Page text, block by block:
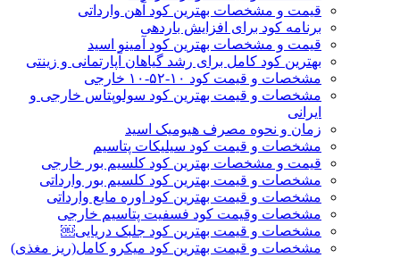
قیمت و مشخصات بهترین کود آهن وارداتی
برنامه کود برای افزایش باردهی
قیمت و مشخصات بهترین کود آمینو اسید
بهترین کود کامل برای رشد گیاهان آپارتمانی و زینتی
مشخصات و قیمت کود ۱۰-۵۲-۱۰ خارجی
مشخصات و قیمت بهترین کود سولوپتاس خارجی و
ایرانی
زمان و نحوه مصرف هیومیک اسید
مشخصات و قیمت کود سیلیکات پتاسیم
قیمت و مشخصات بهترین کود کلسیم بور خارجی
مشخصات و قیمت بهترین کود کلسیم بور وارداتی
مشخصات و قیمت بهترین کود اوره مایع وارداتی
مشخصات وقیمت کود فسفیت پتاسیم خارجی
مشخصات و قیمت بهترین کود جلبک دریایی￼
مشخصات و قیمت بهترین کود میکرو کامل(ریز مغذی)